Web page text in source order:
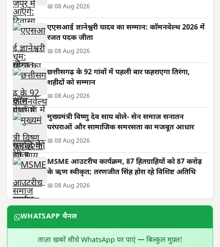
📅 08 Aug 2026
एएसआई ज्ञानेश्वरी यादव का सम्मान: कॉमनवेल्थ 2026 में
रजत पदक जीता
📅 08 Aug 2026
छत्तीसगढ़ के 92 गांवों में पहली बार फहराएगा तिरंगा,
शहीदों को सम्मान
📅 08 Aug 2026
मुख्यमंत्री विष्णु देव साय बोले- सेन समाज सनातन
परंपराओं और सामाजिक समरसता का मजबूत आधार
📅 08 Aug 2026
MSME आउटरीच कार्यक्रम, 87 हितग्राहियों को 87 करोड़
के ऋण स्वीकृत; तरणजीत सिंह होरा रहे विशिष्ट अतिथि
📅 08 Aug 2026
WHATSAPP चैनल
ताज़ा खबरें सीधे WhatsApp पर पाएं — बिल्कुल मुफ़्त!